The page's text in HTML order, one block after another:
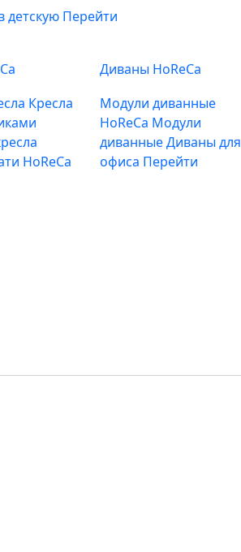
детскую Перейти
Кресла
HoReCa
Диваны HoReCa
Модули диванные
HoReCa Модули
диванныеДиваны для
офиса Перейти